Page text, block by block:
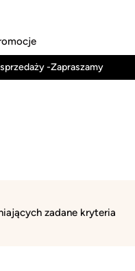
-Zapraszamy
zadane kryteria